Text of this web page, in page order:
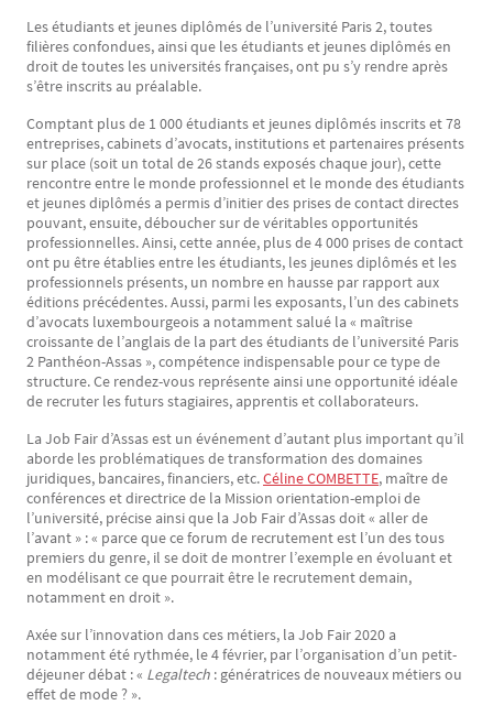
Les étudiants et jeunes diplômés de l’université Paris 2, toutes
filières confondues, ainsi que les étudiants et jeunes diplômés en
droit de toutes les universités françaises, ont pu s’y rendre après
s’être inscrits au préalable.
Comptant plus de 1 000 étudiants et jeunes diplômés inscrits et 78
entreprises, cabinets d’avocats, institutions et partenaires présents
sur place (soit un total de 26 stands exposés chaque jour), cette
rencontre entre le monde professionnel et le monde des étudiants
et jeunes diplômés a permis d’initier des prises de contact directes
pouvant, ensuite, déboucher sur de véritables opportunités
professionnelles. Ainsi, cette année, plus de 4 000 prises de contact
ont pu être établies entre les étudiants, les jeunes diplômés et les
professionnels présents, un nombre en hausse par rapport aux
éditions précédentes. Aussi, parmi les exposants, l’un des cabinets
d’avocats luxembourgeois a notamment salué la « maîtrise
croissante de l’anglais de la part des étudiants de l’université Paris
2 Panthéon-Assas », compétence indispensable pour ce type de
structure. Ce rendez-vous représente ainsi une opportunité idéale
de recruter les futurs stagiaires, apprentis et collaborateurs.
La Job Fair d’Assas est un événement d’autant plus important qu’il
aborde les problématiques de transformation des domaines
juridiques, bancaires, financiers, etc.Céline COMBETTE, maître de
conférences et directrice de la Mission orientation-emploi de
l’université, précise ainsi que la Job Fair d’Assas doit « aller de
l’avant » : « parce que ce forum de recrutement est l’un des tous
premiers du genre, il se doit de montrer l’exemple en évoluant et
en modélisant ce que pourrait être le recrutement demain,
notamment en droit ».
Axée sur l’innovation dans ces métiers, la Job Fair 2020 a
notamment été rythmée, le 4 février, par l’organisation d’un petit-
déjeuner débat : « Legaltech : génératrices de nouveaux métiers ou
effet de mode ? ».